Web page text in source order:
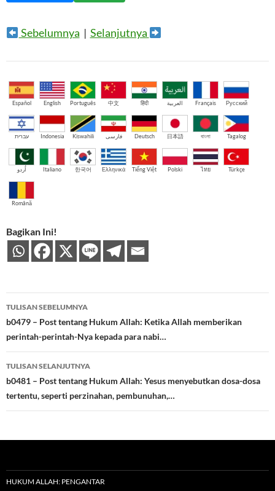
Sebelumnya | Selanjutnya
Español English Português 中文 हिंदी العربية Français Русский
עברית Indonesia Kiswahili فارسی Deutsch 日本語 বাংলা Tagalog
اُردو Italiano 한국어 Ελληνικά Tiếng Việt Polski ไทย Türkçe
Română
Bagikan Ini!
Navigasi
Tulisan
TULISAN SEBELUMNYA
b0479 – Post tentang Hukum Allah: Ketika Allah memberikan
perintah-perintah-Nya kepada para nabi…
TULISAN SELANJUTNYA
b0481 – Post tentang Hukum Allah: Yesus menyebutkan dosa-dosa
tertentu, seperti perzinahan, pembunuhan,…
HUKUM ALLAH: PENGANTAR